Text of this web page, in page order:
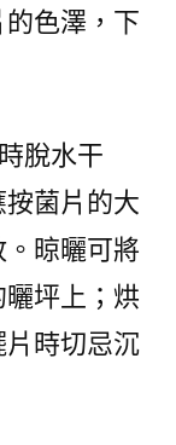
的色澤，下
脫水干
菌片的大
晾曬可將
坪上；烘
時切忌沉